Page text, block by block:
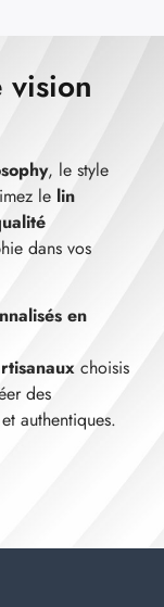
vision
, le style
le lin
dans vos
en
choisis
des
authentiques.